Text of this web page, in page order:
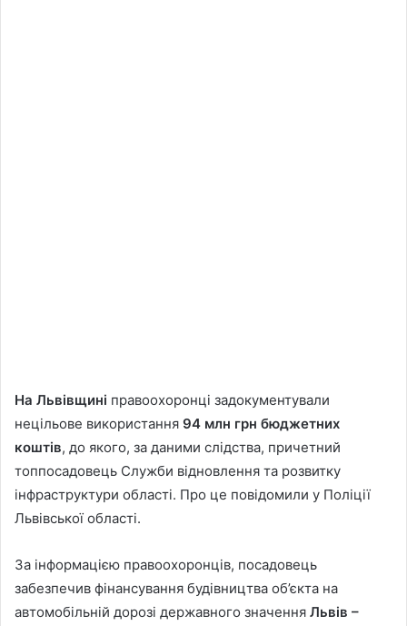
На Львівщині правоохоронці задокументували
нецільове використання 94 млн грн бюджетних
коштів, до якого, за даними слідства, причетний
топпосадовець Служби відновлення та розвитку
інфраструктури області. Про це повідомили у Поліції
Львівської області.
За інформацією правоохоронців, посадовець
забезпечив фінансування будівництва об’єкта на
автомобільній дорозі державного значення Львів –